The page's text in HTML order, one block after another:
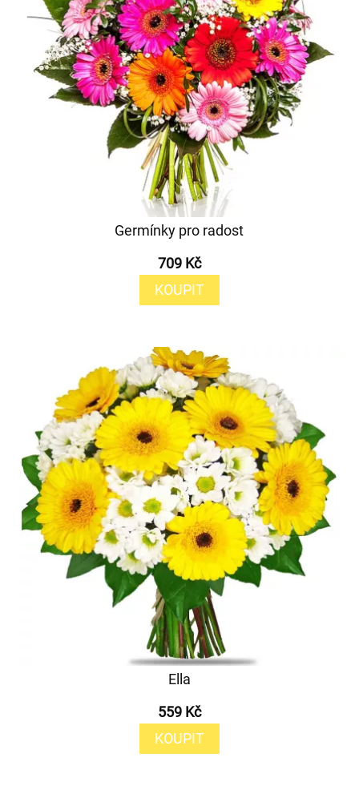
Germínky pro radost
709 Kč
KOUPIT
Ella
559 Kč
KOUPIT